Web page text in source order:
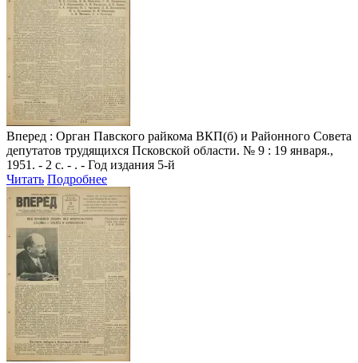
Вперед : Орган Павского райкома ВКП(б) и Районного Совета
депутатов трудящихся Псковской области. № 9 : 19 января.,
1951. - 2 с. - . - Год издания 5-й
Читать Подробнее